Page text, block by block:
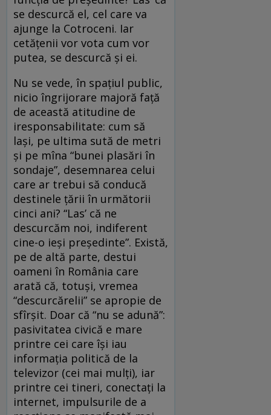
se descurcă el, cel care va
ajunge la Cotroceni. Iar
cetăţenii vor vota cum vor
putea, se descurcă şi ei.
Nu se vede, în spaţiul public,
nicio îngrijorare majoră faţă
de această atitudine de
iresponsabilitate: cum să
laşi, pe ultima sută de metri
şi pe mîna “bunei plasări în
sondaje”, desemnarea celui
care ar trebui să conducă
destinele ţării în următorii
cinci ani? “Las’ că ne
descurcăm noi, indiferent
cine-o ieşi preşedinte”. Există,
pe de altă parte, destui
oameni în România care
arată că, totuşi, vremea
“descurcărelii” se apropie de
sfîrşit. Doar că “nu se adună”:
pasivitatea civică e mare
printre cei care îşi iau
informaţia politică de la
televizor (cei mai mulţi), iar
printre cei tineri, conectaţi la
internet, impulsurile de a